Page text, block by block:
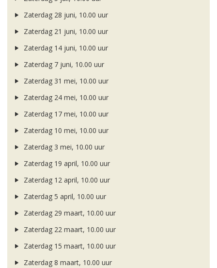
Zaterdag 28 juni, 10.00 uur
Zaterdag 21 juni, 10.00 uur
Zaterdag 14 juni, 10.00 uur
Zaterdag 7 juni, 10.00 uur
Zaterdag 31 mei, 10.00 uur
Zaterdag 24 mei, 10.00 uur
Zaterdag 17 mei, 10.00 uur
Zaterdag 10 mei, 10.00 uur
Zaterdag 3 mei, 10.00 uur
Zaterdag 19 april, 10.00 uur
Zaterdag 12 april, 10.00 uur
Zaterdag 5 april, 10.00 uur
Zaterdag 29 maart, 10.00 uur
Zaterdag 22 maart, 10.00 uur
Zaterdag 15 maart, 10.00 uur
Zaterdag 8 maart, 10.00 uur